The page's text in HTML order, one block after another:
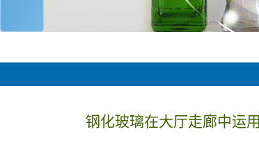
钢化玻璃在大厅走廊中运用